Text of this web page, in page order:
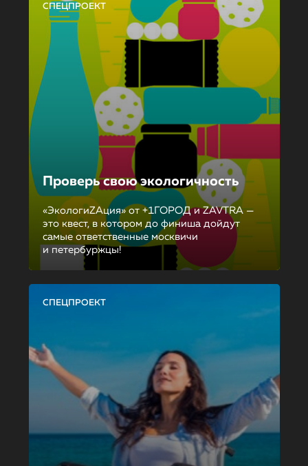
СПЕЦПРОЕКТ
Проверь свою экологичность
«ЭкологиZAция» от +1ГОРОД и ZAVTRA —
это квест, в котором до финиша дойдут
самые ответственные москвичи
и петербуржцы!
СПЕЦПРОЕКТ